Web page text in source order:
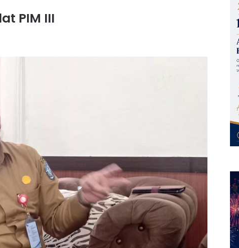
PIM III